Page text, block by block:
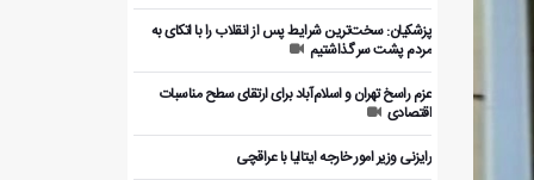
پزشکیان: سخت‌ترین شرایط پس از انقلاب را با اتکای به
مردم پشت سر گذاشتیم
عزم راسخ تهران و اسلام‌آباد برای ارتقای سطح مناسبات
اقتصادی
رایزنی وزیر امور خارجه ایتالیا با عراقچی